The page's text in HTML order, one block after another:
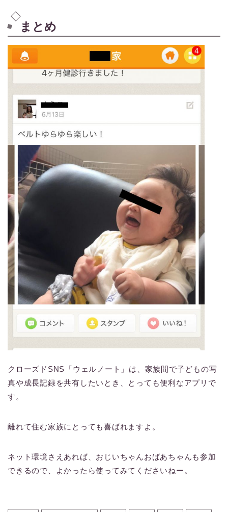
まとめ
クローズドSNS「ウェルノート」は、家族間で子どもの写
真や成長記録を共有したいとき、とっても便利なアプリで
す。
離れて住む家族にとっても喜ばれますよ。
ネット環境さえあれば、おじいちゃんおばあちゃんも参加
できるので、よかったら使ってみてくださいねー。